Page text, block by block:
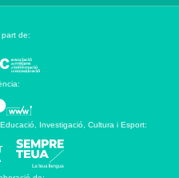
part de:
Investigació, Cultura i Esport: